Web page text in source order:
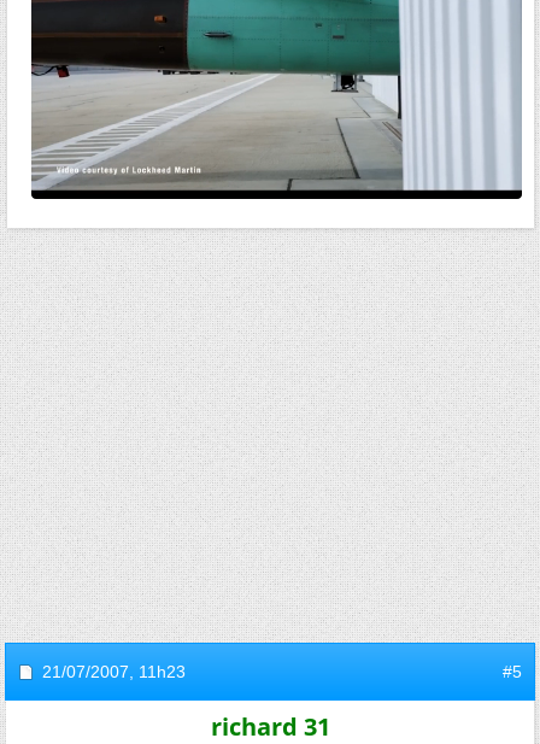
21/07/2007, 11h23 #5
richard 31